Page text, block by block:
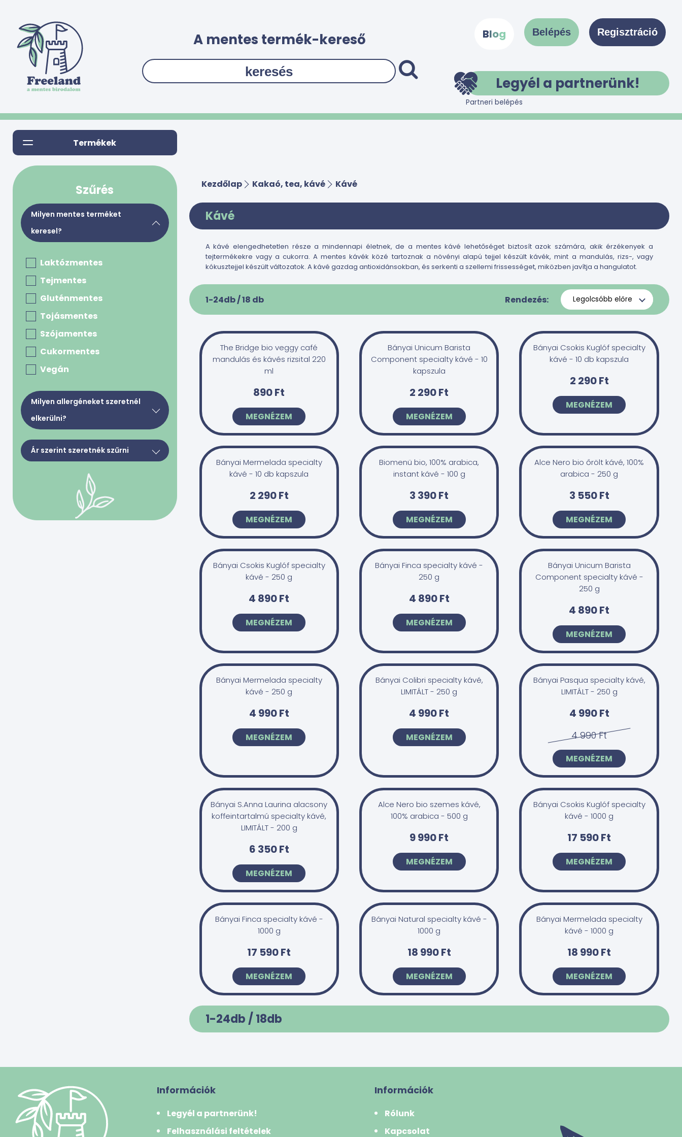
A mentes termék-kereső Blog Belépés Regisztráció
Legyél a partnerünk!
Partneri belépés
Termékek
Szűrés
Milyen mentes terméket
keresel?
Laktózmentes
Tejmentes
Gluténmentes
Tojásmentes
Szójamentes
Cukormentes
Vegán
Milyen allergéneket szeretnél
elkerülni?
Tej, tejkészítmények, tojás
bivalytej
kecsketej
tehéntej
amarantusz(disznóparéj)
articsóka
borsó
Ár szerint szeretnék szűrni
Kezdőlap Kakaó, tea, kávé Kávé
Kávé
A kávé elengedhetetlen része a mindennapi életnek, de a mentes kávé lehetőséget biztosít azok számára, akik érzékenyek a
tejtermékekre vagy a cukorra. A mentes kávék közé tartoznak a növényi alapú tejjel készült kávék, mint a mandulás, rizs-, vagy
kókusztejjel készült változatok. A kávé gazdag antioxidánsokban, és serkenti a szellemi frissességet, miközben javítja a hangulatot.
1-24db /18 db Rendezés:
The Bridge bio veggy café
mandulás és kávés rizsital 220
ml
890 Ft
MEGNÉZEM
Bányai Unicum Barista
Component specialty kávé - 10
kapszula
2 290 Ft
MEGNÉZEM
Bányai Csokis Kuglóf specialty
kávé - 10 db kapszula
2 290 Ft
MEGNÉZEM
Bányai Mermelada specialty
kávé - 10 db kapszula
2 290 Ft
MEGNÉZEM
Biomenü bio, 100% arabica,
instant kávé - 100 g
3 390 Ft
MEGNÉZEM
Alce Nero bio őrölt kávé, 100%
arabica - 250 g
3 550 Ft
MEGNÉZEM
Bányai Csokis Kuglóf specialty
kávé - 250 g
4 890 Ft
MEGNÉZEM
Bányai Finca specialty kávé -
250 g
4 890 Ft
MEGNÉZEM
Bányai Unicum Barista
Component specialty kávé -
250 g
4 890 Ft
MEGNÉZEM
Bányai Mermelada specialty
kávé - 250 g
4 990 Ft
MEGNÉZEM
Bányai Colibri specialty kávé,
LIMITÁLT - 250 g
4 990 Ft
MEGNÉZEM
Bányai Pasqua specialty kávé,
LIMITÁLT - 250 g
4 990 Ft
4 990 Ft
MEGNÉZEM
Bányai S.Anna Laurina alacsony
koffeintartalmú specialty kávé,
LIMITÁLT - 200 g
6 350 Ft
MEGNÉZEM
Alce Nero bio szemes kávé,
100% arabica - 500 g
9 990 Ft
MEGNÉZEM
Bányai Csokis Kuglóf specialty
kávé - 1000 g
17 590 Ft
MEGNÉZEM
Bányai Finca specialty kávé -
1000 g
17 590 Ft
MEGNÉZEM
Bányai Natural specialty kávé -
1000 g
18 990 Ft
MEGNÉZEM
Bányai Mermelada specialty
kávé - 1000 g
18 990 Ft
MEGNÉZEM
1-24db / 18db
Információk
Legyél a partnerünk!
Felhasználási feltételek
Információk
Rólunk
Kapcsolat